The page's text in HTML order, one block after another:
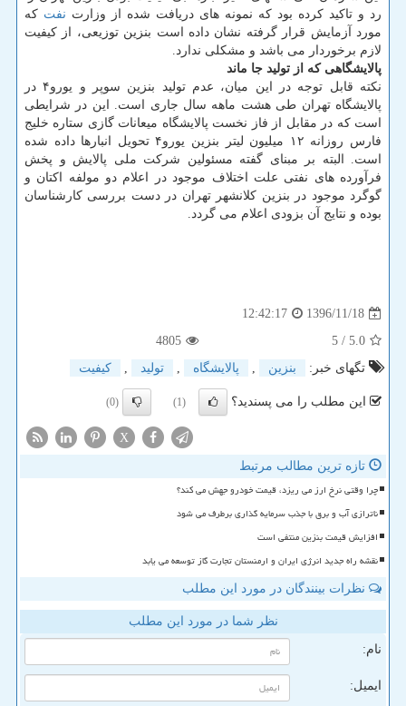
رد و تاكید كرده بود كه نمونه های دریافت شده از وزارت نفت كه
مورد آزمایش قرار گرفته نشان داده است بنزین توزیعی، از كیفیت
لازم برخوردار می باشد و مشكلی ندارد.
پالایشگاهی كه از تولید جا ماند
نكته قابل توجه در این میان، عدم تولید بنزین سوپر و یورو۴ در
پالایشگاه تهران طی هشت ماهه سال جاری است. این در شرایطی
است كه در مقابل از فاز نخست پالایشگاه میعانات گازی ستاره خلیج
فارس روزانه ۱۲ میلیون لیتر بنزین یورو۴ تحویل انبارها داده شده
است. البته بر مبنای گفته مسئولین شركت ملی پالایش و پخش
فرآورده های نفتی علت اختلاف موجود در اعلام دو مولفه اكتان و
گوگرد موجود در بنزین كلانشهر تهران در دست بررسی كارشناسان
بوده و نتایج آن بزودی اعلام می گردد.
1396/11/18
12:42:17
5.0
/ 5
4805
تگهای خبر:
بنزین , پالایشگاه , تولید , كیفیت
این مطلب را می پسندید؟ (1)
(0)
X
تازه ترین مطالب مرتبط
چرا وقتی نرخ ارز می ریزد، قیمت خودرو جهش می کند؟
ناترازی آب و برق با جذب سرمایه گذاری برطرف می شود
افزایش قیمت بنزین منتفی است
نقشه راه جدید انرژی ایران و ارمنستان تجارت گاز توسعه می یابد
نظرات بینندگان در مورد این مطلب
نظر شما در مورد این مطلب
نام:
ایمیل: